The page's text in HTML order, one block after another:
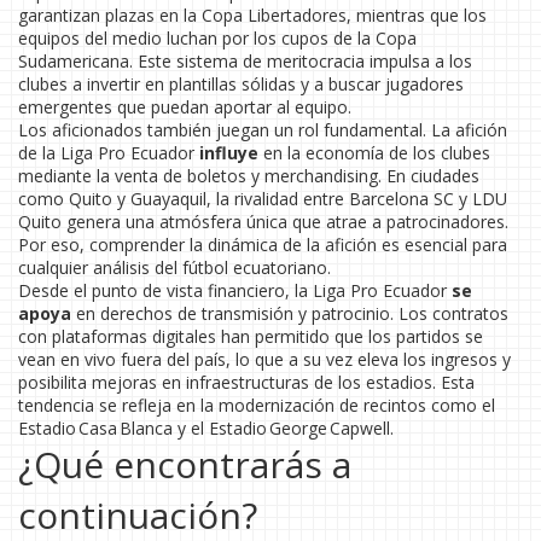
garantizan plazas en la Copa Libertadores, mientras que los
equipos del medio luchan por los cupos de la Copa
Sudamericana. Este sistema de meritocracia impulsa a los
clubes a invertir en plantillas sólidas y a buscar jugadores
emergentes que puedan aportar al equipo.
Los aficionados también juegan un rol fundamental. La afición
de la Liga Pro Ecuador influye en la economía de los clubes
mediante la venta de boletos y merchandising. En ciudades
como Quito y Guayaquil, la rivalidad entre Barcelona SC y LDU
Quito genera una atmósfera única que atrae a patrocinadores.
Por eso, comprender la dinámica de la afición es esencial para
cualquier análisis del fútbol ecuatoriano.
Desde el punto de vista financiero, la Liga Pro Ecuador se
apoya en derechos de transmisión y patrocinio. Los contratos
con plataformas digitales han permitido que los partidos se
vean en vivo fuera del país, lo que a su vez eleva los ingresos y
posibilita mejoras en infraestructuras de los estadios. Esta
tendencia se refleja en la modernización de recintos como el
Estadio Casa Blanca y el Estadio George Capwell.
¿Qué encontrarás a
continuación?